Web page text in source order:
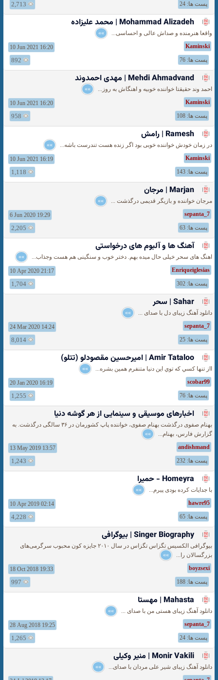
پست ها: 24
2,713
Mohammad Alizadeh | محمد علیزاده
واقعا هنرمنده و صداش عالی و احساسی... »»
Kaminski
10 Jun 2021 16:20
پست ها: 76
892
Mehdi Ahmadvand | مهدی احمدوند
احمد وند حقیقتا خواننده خوبیه و اهنگاش به روز... »»
Kaminski
10 Jun 2021 16:20
پست ها: 108
958
Ramesh | رامش
در زمان خودش خواننده خوبی بود اگر زنده هست تندرست باشه... »»
Kaminski
10 Jun 2021 16:19
پست ها: 143
1,118
Marjan | مرجان
مرجان خواننده و بازیگر قدیمی درگذشت ... »»
sepanta_7
6 Jun 2020 19:29
پست ها: 63
2,205
آهنگ ها و آلبوم های درخواستی
اهنگ های سحر خیلی حال میده بهم. دختر خوب و سنگینی هم هست وجذاب... »»
Enriqueiglesias
10 Apr 2020 21:17
پست ها: 302
1,704
Sahar | سحر
دانلود آهنگ زیبای دل با صدای ... »»
sepanta_7
24 Mar 2020 14:24
پست ها: 25
8,014
Amir Tataloo | امیرحسین مقصودلو (تتلو)
ااز تنها کسي که توي اين دنيا متنفرم همين بشره... »»
scobar99
20 Jan 2020 16:19
پست ها: 76
1,255
اخبارهای موسیقی و سینمایی از هر گوشه دنیا
بهنام صفوی درگذشت بهنام صفوی، خواننده پاپ کشورمان در ۳۶ سالگی درگذشت. به
گزارش فارس، بهنام... »»
andishmand
13 May 2019 13:57
پست ها: 232
1,243
Homeyra - حمیرا
با جدایات کرده بودی پیرم... »»
hawre95
10 Apr 2019 02:14
پست ها: 65
4,228
Singer Biography | بیوگرافی
بیوگرافی الکسیس تگزاس تگزاس در سال ۲۰۱۰ جایزه کون محبوب سرگرمی‌های
بزرگسالان را... »»
boyzsexi
18 Oct 2018 19:33
پست ها: 188
997
Mahasta | مهستا
دانلود آهنگ زیبای هستی من با صدای ... »»
sepanta_7
28 Aug 2018 19:25
پست ها: 24
1,265
Monir Vakili | منیر وکیلی
دانلود آهنگ زیبای شیر علی مردان با صدای... »»